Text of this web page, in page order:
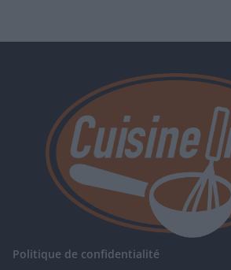
Politique de confidentialité